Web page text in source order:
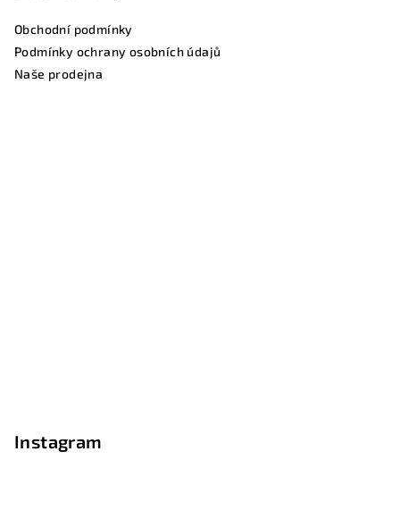
Obchodní podmínky
Podmínky ochrany osobních údajů
Naše prodejna
Instagram